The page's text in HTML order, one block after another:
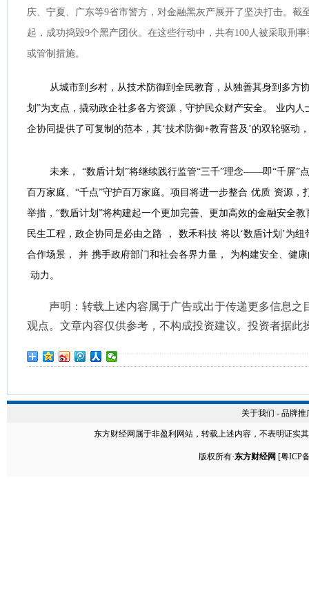
庆、宁夏、广东等9省市警方，对金融黑灰产展开了坚决打击。截
起，成功捣毁9个黑产团伙。在这些行动中，共有100人被采取刑
或管制措施。
从城市到乡村，从技术防御到全民教育，从独善其身到多方
划”为支点，撬动政企社多各方资源，守护民众财产安全。
业内人
企协同提供了可复制的范本，其‘技术防御+教育普及’的双轮驱动
未来，
“数盾计划”将继续践行监管“三千”理念——即“千屏”
百万家庭、“千点”守护百万家庭。项目将进一步整合 优质 资源，
举措，“数盾计划”将构建起一个更加完善、更加高效的金融安全教
民生工程，政企协同是必由之路
， 数禾科技 将以‘数盾计划’为
合作场景，
并 携手政府部门和社会各界力量，
为构建安全、健
动力。
声明：转载上述内容属于广告或出于传递更多信息之
观点。文章内容仅供参考，不构成投资建议。投资者据此
关于我们 - 品牌推
东方财经网 属于非盈利网站，转载上述内容，不表明证实
版权所有·东方财经网 [粤ICP